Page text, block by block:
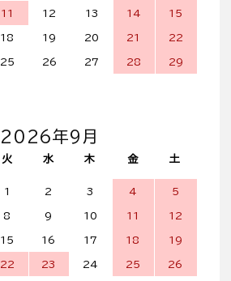
11 12 13 14 15
18 19 20 21 22
25 26 27 28 29
2026年9月
火 水 木 金 土
1 2 3 4 5
8 9 10 11 12
15 16 17 18 19
22 23 24 25 26